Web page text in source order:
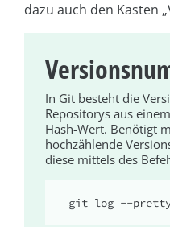
dazu auch den Kasten
In Git besteht die
Repositorys aus
Hash-Wert. Benötigt
hochzählende
diese mittels des
git log --